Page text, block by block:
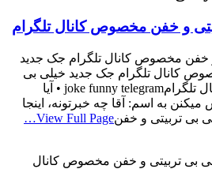
و خفن مخصوص کانال تلگرام
خفن مخصوص کانال تلگرام جک جدید
کانال تلگرام جک جدید خیلی بی
تربیتی و خفن مخصوص کانال تلگرامjoke funny telegram • آیا
میکنن به اسم: آقا چه خبرتونه، اینجا
بی تربیتی و خفنView Full Page…
بی تربیتی و خفن مخصوص کانال